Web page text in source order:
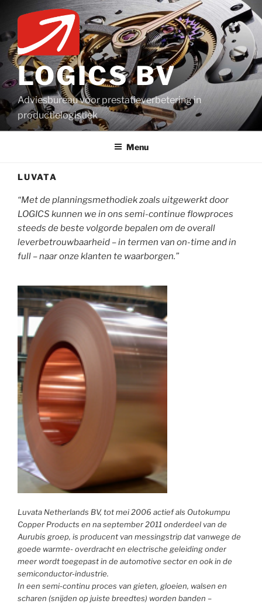
de
inhoud
LOGICS BV
Adviesbureau voor prestatieverbetering in
productielogistiek
Menu
LUVATA
“Met de planningsmethodiek zoals uitgewerkt door
LOGICS kunnen wein ons semi-continue flowproces
steeds de beste volgorde bepalen om de overall
leverbetrouwbaarheid – in termen van on-time and in
full –naar onze klanten te waarborgen.”
Luvata Netherlands BV, tot mei 2006 actief als Outokumpu
Copper Products en na september 2011 onderdeel van de
Aurubis groep, is producent van messingstrip dat vanwege de
goede warmte- overdracht en electrische geleiding onder
meer wordt toegepast in de automotive sector en ook in de
semiconductor-industrie.
In een semi-continu proces van gieten, gloeien, walsen en
scharen (snijden op juiste breedtes) worden banden –